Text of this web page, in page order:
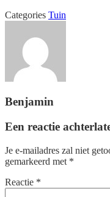
Categories Tuin
Benjamin
Een reactie
Je e-mailadres zal niet
gemarkeerd met *
Reactie *